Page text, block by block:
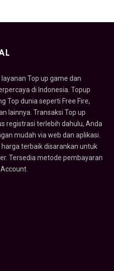
Top up game dan
di Indonesia. Topup
Top dunia seperti Free Fire,
lainnya. Transaksi Top up
registrasi terlebih dahulu, Anda
mudah via web dan aplikasi.
terbaik disarankan untuk
Tersedia metode pembayaran